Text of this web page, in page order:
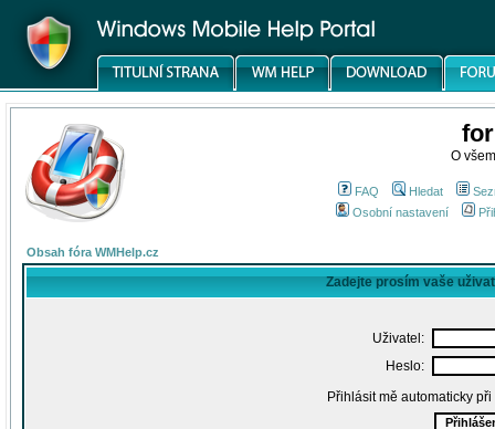
O
FAQ Hledat
Osobní nastavení
Obsah fóra WMHelp.cz
Zadejte prosím vaše
Uživatel:
Heslo:
Přihlásit mě automaticky